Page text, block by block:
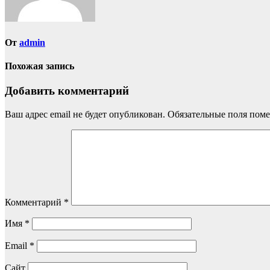
От admin
Похожая запись
Добавить комментарий
Ваш адрес email не будет опубликован. Обязательные поля
Комментарий *
Имя *
Email *
Сайт